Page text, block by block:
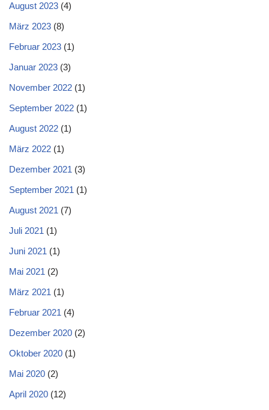
August 2023 (4)
März 2023 (8)
Februar 2023 (1)
Januar 2023 (3)
November 2022 (1)
September 2022 (1)
August 2022 (1)
März 2022 (1)
Dezember 2021 (3)
September 2021 (1)
August 2021 (7)
Juli 2021 (1)
Juni 2021 (1)
Mai 2021 (2)
März 2021 (1)
Februar 2021 (4)
Dezember 2020 (2)
Oktober 2020 (1)
Mai 2020 (2)
April 2020 (12)